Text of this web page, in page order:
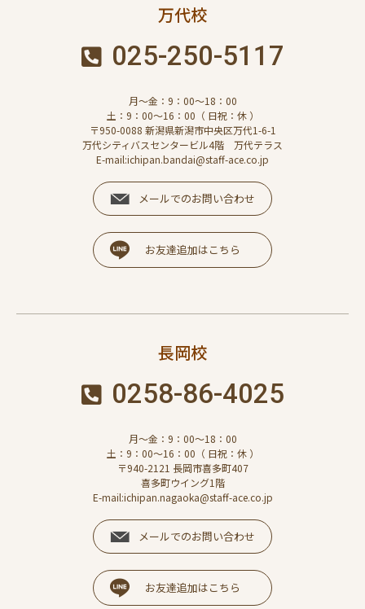
万代校
025-250-5117
月～金：9：00～18：00
土：9：00～16：00（ 日祝：休 ）
〒950-0088 新潟県新潟市中央区万代1-6-1
万代シティバスセンタービル4階 万代テラス
E-mail:ichipan.bandai@staff-ace.co.jp
メールでのお問い合わせ
お友達追加はこちら
長岡校
0258-86-4025
月～金：9：00～18：00
土：9：00～16：00（ 日祝：休 ）
〒940-2121 長岡市喜多町407
喜多町ウイング1階
E-mail:ichipan.nagaoka@staff-ace.co.jp
メールでのお問い合わせ
お友達追加はこちら